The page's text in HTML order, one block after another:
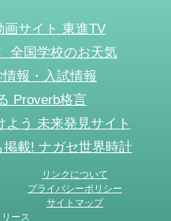
サイト 東進TV
全国学校のお天気
報・入試情報
Proverb格言
う 未来発見サイト
載! ナガセ世界時計
リンクについて
プライバシーポリシー
サイトマップ
ース